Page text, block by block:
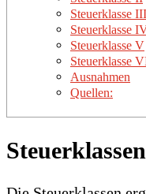
Steuerklasse III
Steuerklasse
Steuerklasse V
Steuerklasse
Ausnahmen
Quellen: